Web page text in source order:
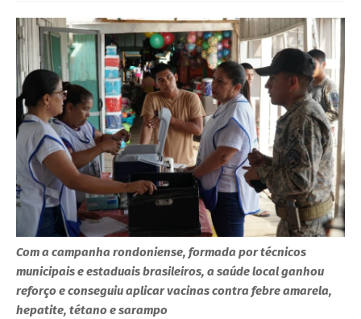
Com a campanha rondoniense, formada por técnicos
municipais e estaduais brasileiros, a saúde local ganhou
reforço e conseguiu aplicar vacinas contra febre amarela,
hepatite, tétano e sarampo